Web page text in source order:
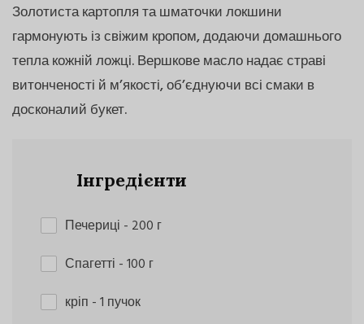
Золотиста картопля та шматочки локшини
гармонують із свіжим кропом, додаючи домашнього
тепла кожній ложці. Вершкове масло надає страві
витонченості й м’якості, об’єднуючи всі смаки в
досконалий букет.
Інгредієнти
Печериці - 200 г
Спагетті - 100 г
кріп - 1 пучок